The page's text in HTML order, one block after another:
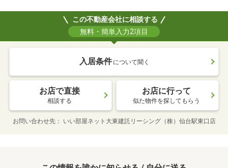
この不動産会社に相談する
無料・簡単入力2項目
入居条件 について聞く
お店で直接
相談する
お店に行って
似た物件を探してもらう
お問い合わせ先 いい部屋ネット大東建託リーシング（株）仙台駅東口店